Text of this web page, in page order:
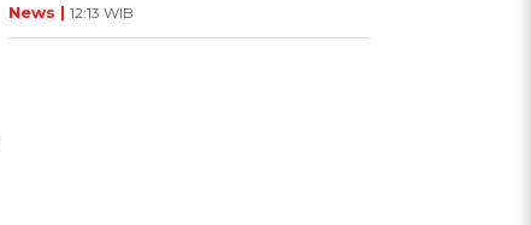
Istana Negara
News | 12:13 WIB